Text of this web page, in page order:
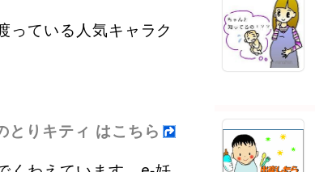
っている人気キャラク
とりキティ はこちら